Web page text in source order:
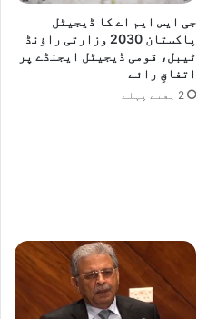
جی ایس ایم اے کا ڈیجیٹل
پاکستان 2030 وزارتی راؤنڈ
ٹیبل، قومی ڈیجیٹل ایجنڈے پر
اتفاقِ رائے
2 ہفتے پہلے